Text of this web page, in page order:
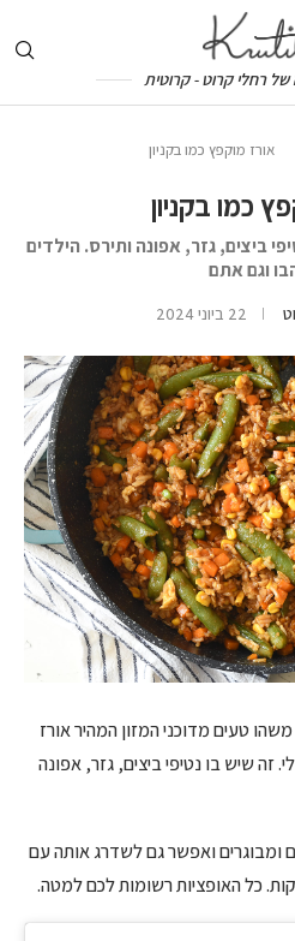
של רחלי קרוט - קרוטית
אורז מוקפץ כמו בקניון
כמו בקניון
ביצים, גזר, אפונה ותירס. הילדים
וגם אתם
22 ביוני 2024
טעים מדוכני המזון המהיר אורז
זה שיש בו נטיפי ביצים, גזר, אפונה
ומבוגרים ואפשר גם לשדרג אותה עם
כל האופציות רשומות לכם למטה.